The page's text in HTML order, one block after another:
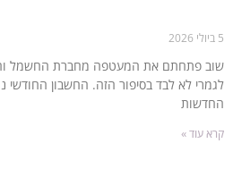
5 ביולי 2026
שוב פתחתם את המעטפה מחברת החשמל
לגמרי לא לבד בסיפור הזה. החשבון
החדשות
קרא עוד »